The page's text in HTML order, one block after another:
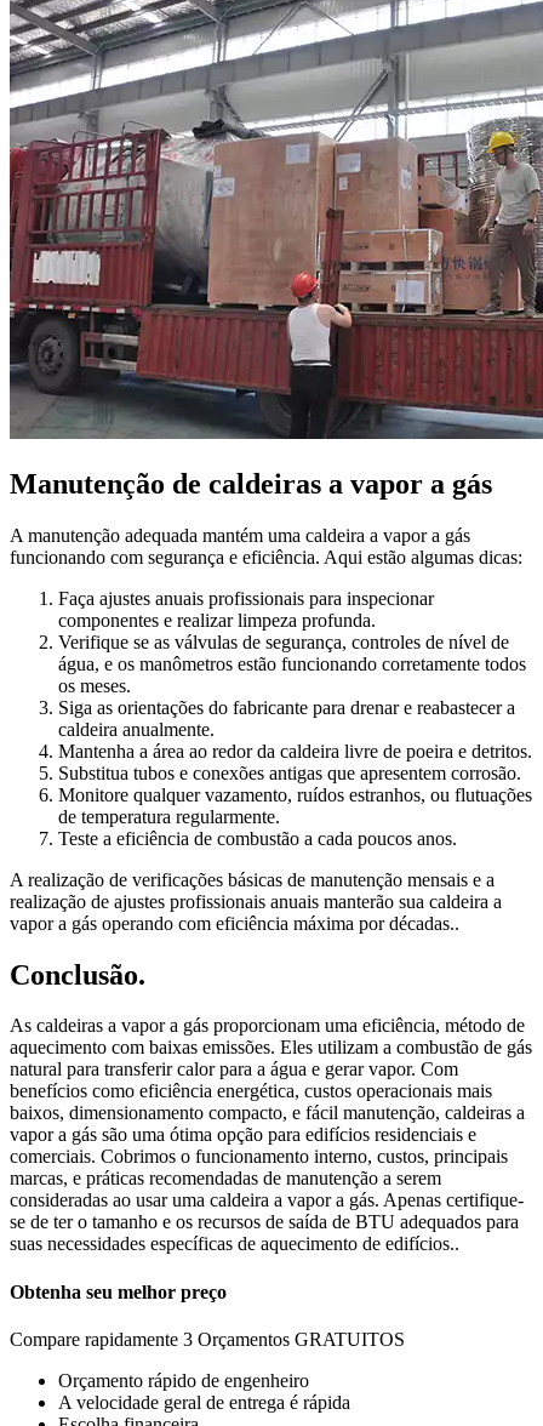
Manutenção de caldeiras a vapor a gás
A manutenção adequada mantém uma caldeira a vapor a gás
funcionando com segurança e eficiência. Aqui estão algumas dicas:
Faça ajustes anuais profissionais para inspecionar
componentes e realizar limpeza profunda.
Verifique se as válvulas de segurança, controles de nível de
água, e os manômetros estão funcionando corretamente todos
os meses.
Siga as orientações do fabricante para drenar e reabastecer a
caldeira anualmente.
Mantenha a área ao redor da caldeira livre de poeira e detritos.
Substitua tubos e conexões antigas que apresentem corrosão.
Monitore qualquer vazamento, ruídos estranhos, ou flutuações
de temperatura regularmente.
Teste a eficiência de combustão a cada poucos anos.
A realização de verificações básicas de manutenção mensais e a
realização de ajustes profissionais anuais manterão sua caldeira a
vapor a gás operando com eficiência máxima por décadas..
Conclusão.
As caldeiras a vapor a gás proporcionam uma eficiência, método de
aquecimento com baixas emissões. Eles utilizam a combustão de gás
natural para transferir calor para a água e gerar vapor. Com
benefícios como eficiência energética, custos operacionais mais
baixos, dimensionamento compacto, e fácil manutenção, caldeiras a
vapor a gás são uma ótima opção para edifícios residenciais e
comerciais. Cobrimos o funcionamento interno, custos, principais
marcas, e práticas recomendadas de manutenção a serem
consideradas ao usar uma caldeira a vapor a gás. Apenas certifique-
se de ter o tamanho e os recursos de saída de BTU adequados para
suas necessidades específicas de aquecimento de edifícios..
Obtenha seu melhor preço
Compare rapidamente 3 Orçamentos GRATUITOS
Orçamento rápido de engenheiro
A velocidade geral de entrega é rápida